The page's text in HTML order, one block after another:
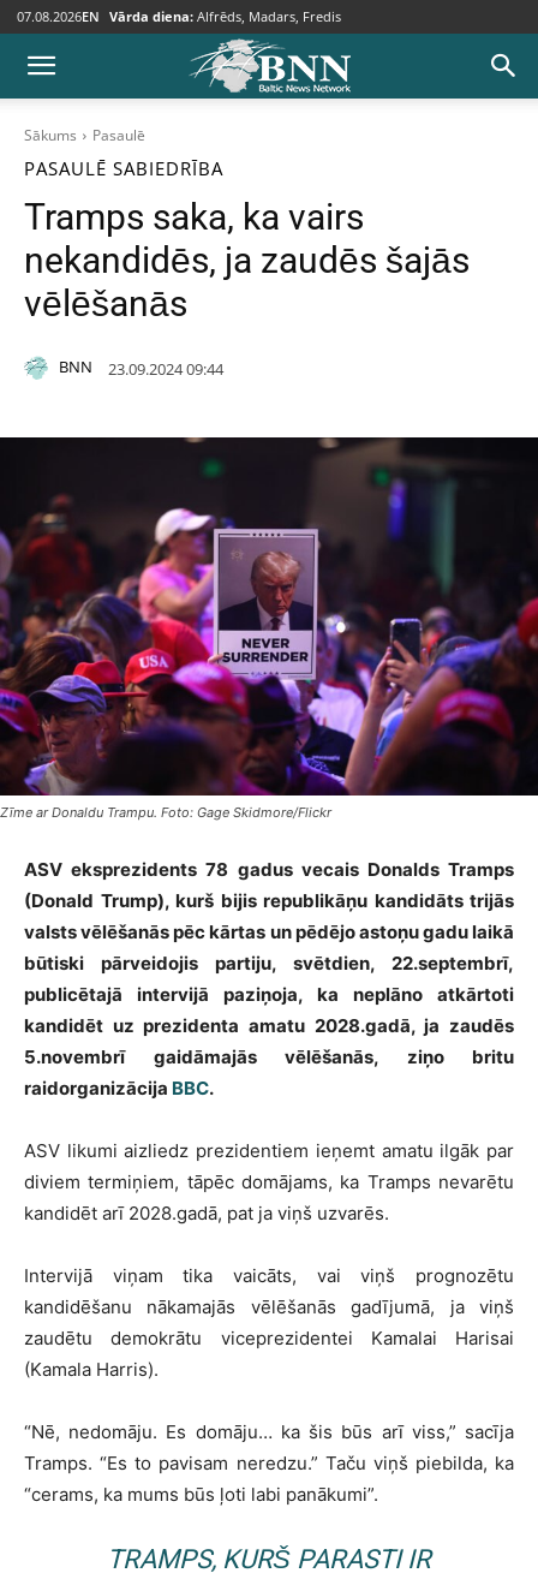
07.08.2026EN Vārda diena: Alfrēds, Madars, Fredis
Sākums Pasaulē
PASAULĒ SABIEDRĪBA
Tramps saka, ka vairs
nekandidēs, ja zaudēs šajās
vēlēšanās
BNN 23.09.2024 09:44
Zīme ar Donaldu Trampu. Foto: Gage Skidmore/Flickr
ASV eksprezidents 78 gadus vecais Donalds Tramps
(Donald Trump), kurš bijis republikāņu kandidāts trijās
valsts vēlēšanās pēc kārtas un pēdējo astoņu gadu laikā
būtiski pārveidojis partiju, svētdien, 22.septembrī,
publicētajā intervijā paziņoja, ka neplāno atkārtoti
kandidēt uz prezidenta amatu 2028.gadā, ja zaudēs
5.novembrī gaidāmajās vēlēšanās, ziņo britu
raidorganizācija BBC.
ASV likumi aizliedz prezidentiem ieņemt amatu ilgāk par
diviem termiņiem, tāpēc domājams, ka Tramps nevarētu
kandidēt arī 2028.gadā, pat ja viņš uzvarēs.
Intervijā viņam tika vaicāts, vai viņš prognozētu
kandidēšanu nākamajās vēlēšanās gadījumā, ja viņš
zaudētu demokrātu viceprezidentei Kamalai Harisai
(Kamala Harris).
“Nē, nedomāju. Es domāju… ka šis būs arī viss,” sacīja
Tramps. “Es to pavisam neredzu.” Taču viņš piebilda, ka
“cerams, ka mums būs ļoti labi panākumi”.
TRAMPS, KURŠ PARASTI IR